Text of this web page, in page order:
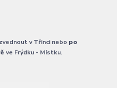
v Třinci nebo po
ve Frýdku - Místku.